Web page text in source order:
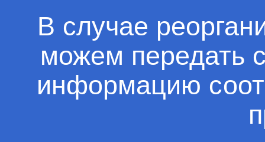
В случае
можем передать
информацию